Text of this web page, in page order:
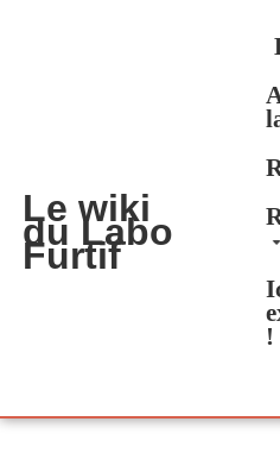
Aller au contenu
Le wiki
du Labo
Furtif
!